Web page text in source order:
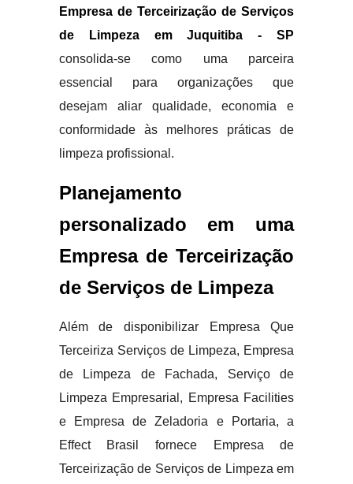
Empresa de Terceirização de Serviços
de Limpeza em Juquitiba - SP
consolida-se como uma parceira
essencial para organizações que
desejam aliar qualidade, economia e
conformidade às melhores práticas de
limpeza profissional.
Planejamento
personalizado em uma
Empresa de Terceirização
de Serviços de Limpeza
Além de disponibilizar Empresa Que
Terceiriza Serviços de Limpeza, Empresa
de Limpeza de Fachada, Serviço de
Limpeza Empresarial, Empresa Facilities
e Empresa de Zeladoria e Portaria, a
Effect Brasil fornece Empresa de
Terceirização de Serviços de Limpeza em